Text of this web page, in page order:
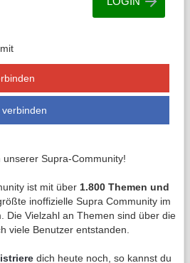
unserer Supra-Community!
ist mit über 1.800 Themen und
inoffizielle Supra Community im
Die Vielzahl an Themen sind über die
viele Benutzer entstanden.
dich heute noch, so kannst du